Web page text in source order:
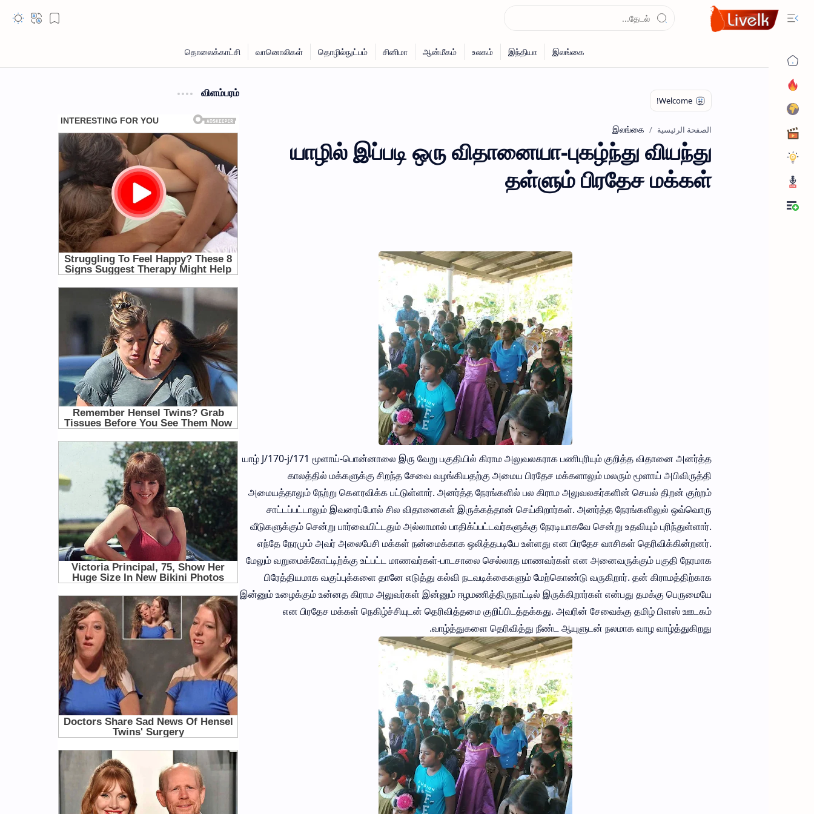
الصفحة الرئيسية இலங்கை
யாழில் இப்படி ஒரு விதானையா-புகழ்ந்து வியந்து
தள்ளும் பிரதேச மக்கள்
யாழ் J/170-j/171 மூளாய்-பொன்னாலை இரு வேறு பகுதியில் கிராம அலுவலகராக பணிபுரியும் குறித்த விதானை அனர்த்த
காலத்தில் மக்களுக்கு சிறந்த சேவை வழங்கியதற்கு அமைய பிரதேச மக்களாலும் மலரும் மூளாய் அபிவிருத்தி
அமையத்தாலும் நேற்று கௌரவிக்க பட்டுள்ளார். அனர்த்த நேரங்களில் பல கிராம அலுவலகர்களின் செயல் திறன் குற்றம்
சாட்டப்பட்டாலும் இவரைப்போல் சில விதானைகள் இருக்கத்தான் செய்கிறார்கள். அனர்த்த நேரங்களிலுல் ஒவ்வொரு
வீடுகளுக்கும் சென்று பார்வையிட்டதும் அல்லாமால் பாதிக்ப்பட்டவர்களுக்கு நேரடியாகவே சென்று உதவியும் புரிந்துள்ளார்.
எந்தே நேரமும் அவர் அலைபேசி மக்கள் நன்மைக்காக ஒலித்தபடியே உள்ளது என பிரதேச வாசிகள் தெரிவிக்கின்றனர்.
மேலும் வறுமைக்கோட்டிற்க்கு உட்பட்ட மாணவர்கள்-பாடசாலை செல்லாத மாணவர்கள் என அனைவருக்கும் பகுதி நேரமாக
பிரேத்தியமாக வகுப்புக்களை தானே எடுத்து கல்வி நடவடிக்கைகளும் மேற்கொண்டு வருகிறார். தன் கிராமத்திற்காக
இன்னும் உழைக்கும் உன்னத கிராம அலுவர்கள் இன்னும் ஈழமணித்திருநாட்டில் இருக்கிறார்கள் என்பது தமக்கு பெருமையே
என பிரதேச மக்கள் நெகிழ்ச்சியுடன் தெரிவித்தமை குறிப்பிடத்தக்கது. அவரின் சேவைக்கு தமிழ் பிளஸ் ஊடகம்
வாழ்த்துகளை தெரிவித்து நீண்ட ஆயுளுடன் நலமாக வாழ வாழ்த்துகிறது.
விளம்பரம்